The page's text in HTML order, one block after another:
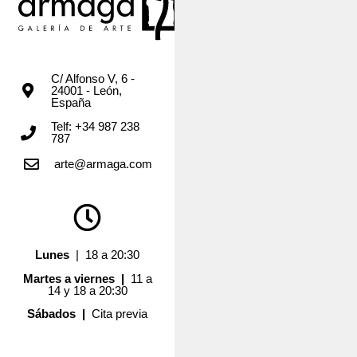
C/ Alfonso V, 6 -
24001 - León,
España
Telf: +34 987 238
787
arte@armaga.com
Lunes | 18 a 20:30
Martes a viernes | 11 a
14 y 18 a 20:30
Sábados |Cita previa